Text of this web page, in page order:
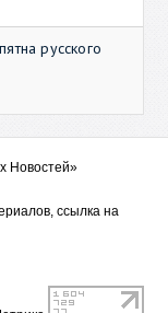
русского
Новостей»
ссылка на